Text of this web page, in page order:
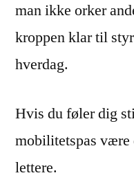
man ikke orker
kroppen klar til
hverdag.
Hvis du føler dig
mobilitetspas være
lettere.